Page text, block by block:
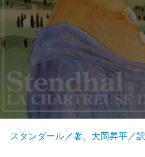
スタンダール／著、大岡昇平／訳